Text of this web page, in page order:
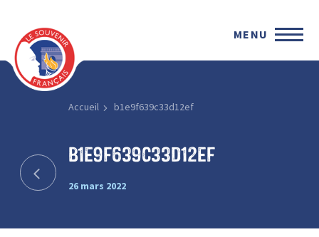
MENU
Accueil b1e9f639c33d12ef
b1e9f639c33d12ef
26 mars 2022